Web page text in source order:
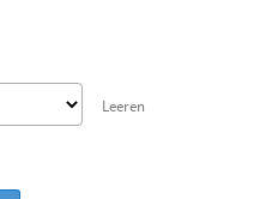
Leeren